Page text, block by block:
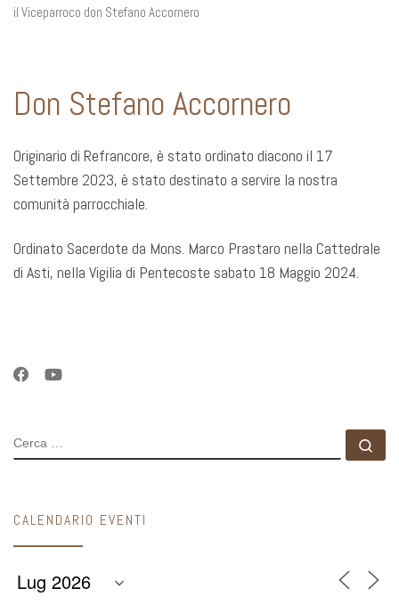
il Viceparroco don Stefano Accornero
Don Stefano Accornero
Originario di Refrancore, è stato ordinato diacono il 17
Settembre 2023, è stato destinato a servire la nostra
comunità parrocchiale.
Ordinato Sacerdote da Mons. Marco Prastaro nella Cattedrale
di Asti, nella Vigilia di Pentecoste sabato 18 Maggio 2024.
CERCA
CALENDARIO EVENTI